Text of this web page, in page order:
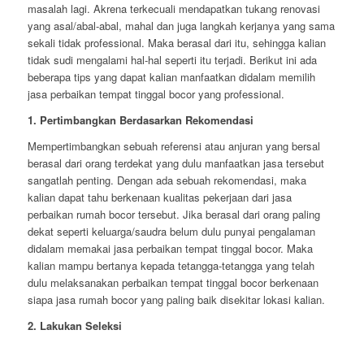
masalah lagi. Akrena terkecuali mendapatkan tukang renovasi
yang asal/abal-abal, mahal dan juga langkah kerjanya yang sama
sekali tidak professional. Maka berasal dari itu, sehingga kalian
tidak sudi mengalami hal-hal seperti itu terjadi. Berikut ini ada
beberapa tips yang dapat kalian manfaatkan didalam memilih
jasa perbaikan tempat tinggal bocor yang professional.
1. Pertimbangkan Berdasarkan Rekomendasi
Mempertimbangkan sebuah referensi atau anjuran yang bersal
berasal dari orang terdekat yang dulu manfaatkan jasa tersebut
sangatlah penting. Dengan ada sebuah rekomendasi, maka
kalian dapat tahu berkenaan kualitas pekerjaan dari jasa
perbaikan rumah bocor tersebut. Jika berasal dari orang paling
dekat seperti keluarga/saudra belum dulu punyai pengalaman
didalam memakai jasa perbaikan tempat tinggal bocor. Maka
kalian mampu bertanya kepada tetangga-tetangga yang telah
dulu melaksanakan perbaikan tempat tinggal bocor berkenaan
siapa jasa rumah bocor yang paling baik disekitar lokasi kalian.
2. Lakukan Seleksi